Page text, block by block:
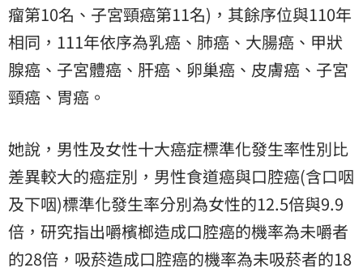
瘤第10名、子宮頸癌第11名)，其餘序位與110年
相同，111年依序為乳癌、肺癌、大腸癌、甲狀
腺癌、子宮體癌、肝癌、卵巢癌、皮膚癌、子宮
頸癌、胃癌。
她說，男性及女性十大癌症標準化發生率性別比
差異較大的癌症別，男性食道癌與口腔癌(含口咽
及下咽)標準化發生率分別為女性的12.5倍與9.9
倍，研究指出嚼檳榔造成口腔癌的機率為未嚼者
的28倍，吸菸造成口腔癌的機率為未吸菸者的18